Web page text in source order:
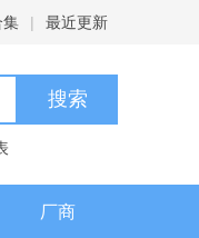
集 | 最近更新
厂商